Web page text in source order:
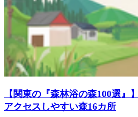
【関東の『森林浴の森100選』
アクセスしやすい森16カ所